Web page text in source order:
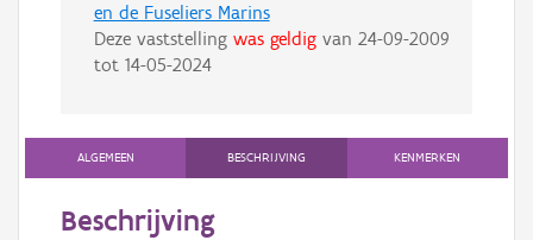
en de Fuseliers Marins
Deze vaststelling was geldigvan 24-09-2009
tot 14-05-2024
ALGEMEEN BESCHRIJVING KENMERKEN
Beschrijving